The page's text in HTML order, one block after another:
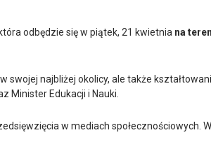
odbędzie się w piątek, 21 kwietnia na
swojej najbliżej okolicy, ale także
Minister Edukacji i Nauki.
w mediach społecznościowych.